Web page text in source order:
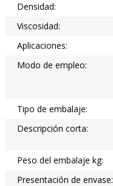
Densidad:
Viscosidad:
Aplicaciones:
Modo de empleo:
Tipo de embalaje:
Descripción corta:
Peso del embalaje kg:
Presentación de envase: